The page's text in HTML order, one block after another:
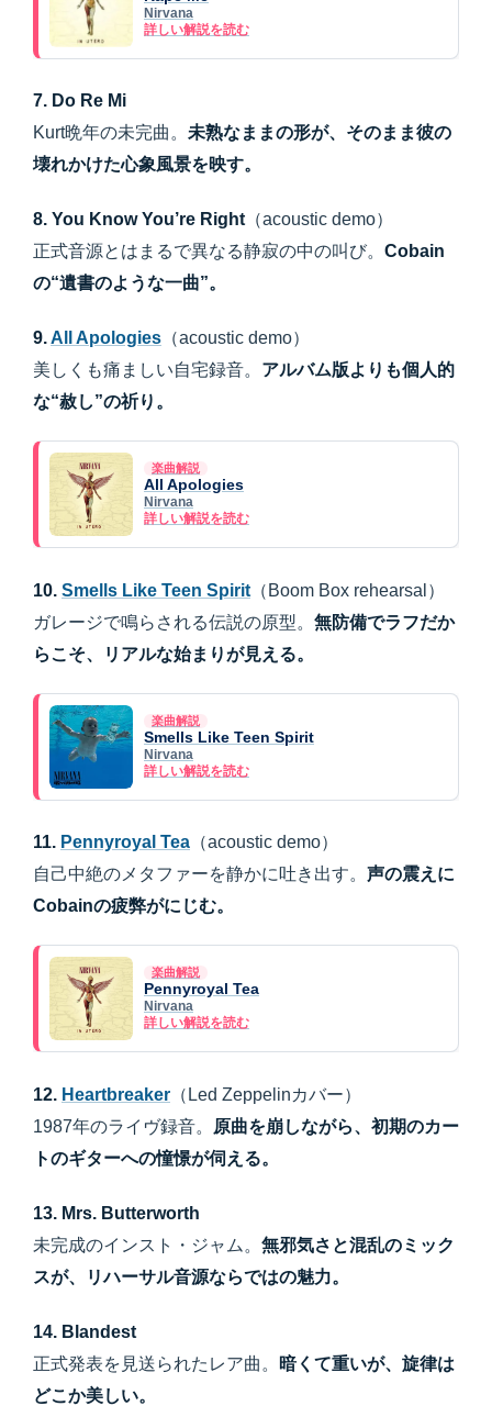
Nirvana
詳しい解説を読む
7. Do Re Mi
Kurt晩年の未完曲。 未熟なままの形が、そのまま彼の
壊れかけた心象風景を映す。
8. You Know You’re Right （acoustic demo）
正式音源とはまるで異なる静寂の中の叫び。 Cobain
の“遺書のような一曲”。
9.All Apologies （acoustic demo）
美しくも痛ましい自宅録音。 アルバム版よりも個人的
な“赦し”の祈り。
楽曲解説
All Apologies
Nirvana
詳しい解説を読む
10. Smells Like Teen Spirit （Boom Box rehearsal）
ガレージで鳴らされる伝説の原型。 無防備でラフだか
らこそ、リアルな始まりが見える。
楽曲解説
Smells Like Teen Spirit
Nirvana
詳しい解説を読む
11. Pennyroyal Tea （acoustic demo）
自己中絶のメタファーを静かに吐き出す。 声の震えに
Cobainの疲弊がにじむ。
楽曲解説
Pennyroyal Tea
Nirvana
詳しい解説を読む
12. Heartbreaker （Led Zeppelinカバー）
1987年のライヴ録音。
原曲を崩しながら、初期のカー
トのギターへの憧憬が伺える。
13. Mrs. Butterworth
未完成のインスト・ジャム。 無邪気さと混乱のミック
スが、リハーサル音源ならではの魅力。
14. Blandest
正式発表を見送られたレア曲。
暗くて重いが、旋律は
どこか美しい。